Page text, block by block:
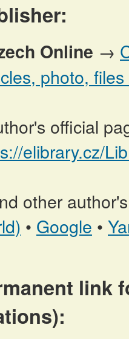
Online →
photo, files
official
elibrary.cz/
other
• Google •
link